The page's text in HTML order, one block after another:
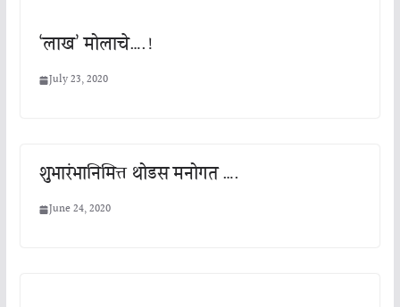
‘लाख’ मोलाचे….!
July 23, 2020
शुभारंभानिमित्त थोडस मनोगत ….
June 24, 2020